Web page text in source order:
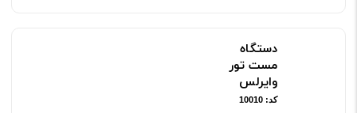
دستگاه
مست تور
وایرلس
کد: 10010